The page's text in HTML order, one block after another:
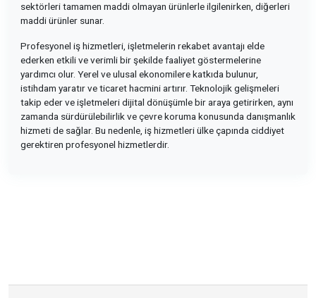
sektörleri tamamen maddi olmayan ürünlerle ilgilenirken, diğerleri
maddi ürünler sunar.
Profesyonel iş hizmetleri, işletmelerin rekabet avantajı elde
ederken etkili ve verimli bir şekilde faaliyet göstermelerine
yardımcı olur. Yerel ve ulusal ekonomilere katkıda bulunur,
istihdam yaratır ve ticaret hacmini artırır. Teknolojik gelişmeleri
takip eder ve işletmeleri dijital dönüşümle bir araya getirirken, aynı
zamanda sürdürülebilirlik ve çevre koruma konusunda danışmanlık
hizmeti de sağlar. Bu nedenle, iş hizmetleri ülke çapında ciddiyet
gerektiren profesyonel hizmetlerdir.